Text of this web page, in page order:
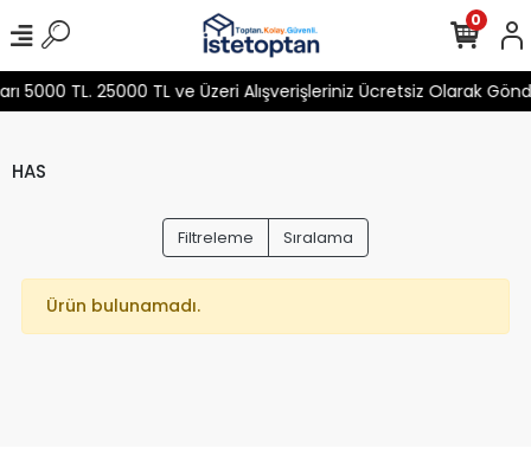
5000 TL. 25000 TL ve Üzeri Alışverişleriniz Ücretsiz Olarak
0
HAS
Filtreleme Sıralama
Ürün bulunamadı.